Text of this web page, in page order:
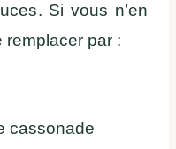
Si vous n’en
par :
cassonade